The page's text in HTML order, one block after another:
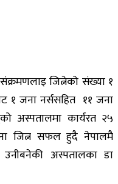
जित्नेको संख्या १
जना नर्ससहित ११ जना
अस्पतालमा कार्यरत २५
जित्न सफल हुदै नेपालमै
उनीबनेकी अस्पतालका डा